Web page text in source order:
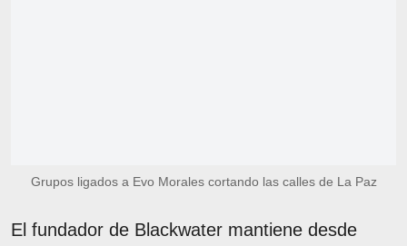
Grupos ligados a Evo Morales cortando las calles de La Paz
El fundador de Blackwater mantiene desde